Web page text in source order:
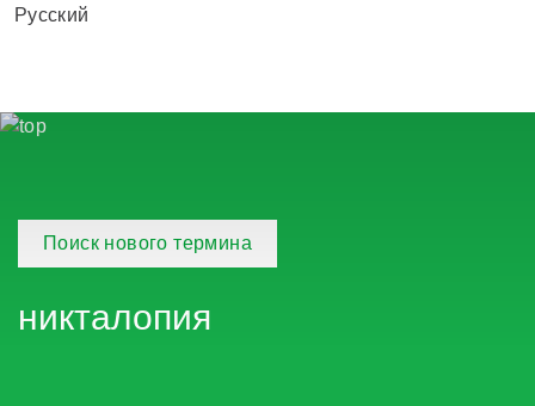
Русский
Поиск нового термина
никталопия